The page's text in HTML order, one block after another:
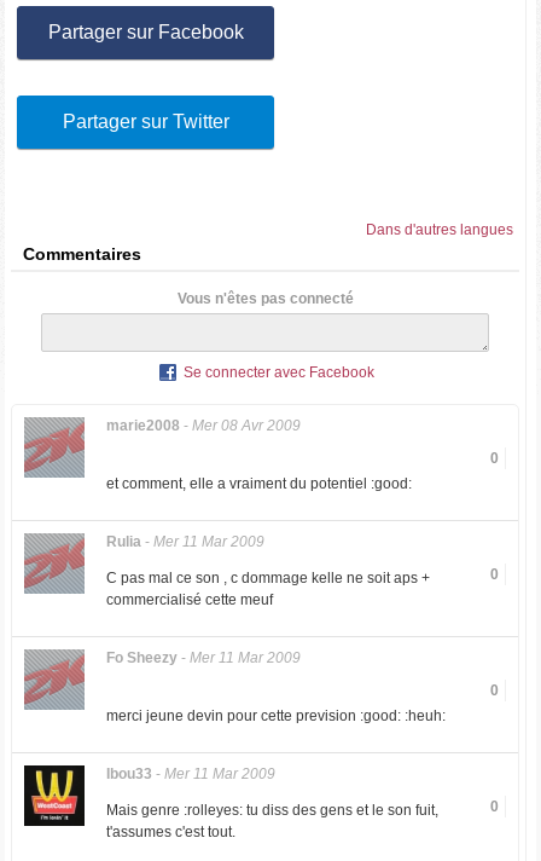
Partager sur Facebook
Partager sur Twitter
Dans d'autres langues
Commentaires
Vous n'êtes pas connecté
Se connecter avec Facebook
marie2008 - Mer 08 Avr 2009
0
et comment, elle a vraiment du potentiel :good:
Rulia- Mer 11 Mar 2009
0
C pas mal ce son , c dommage kelle ne soit aps +
commercialisé cette meuf
Fo Sheezy- Mer 11 Mar 2009
0
merci jeune devin pour cette prevision :good: :heuh:
Ibou33 - Mer 11 Mar 2009
0
Mais genre :rolleyes: tu diss des gens et le son fuit,
t'assumes c'est tout.